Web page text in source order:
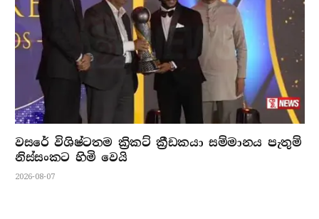
වසරේ විශිෂ්ටතම ක්‍රිකට් ක්‍රීඩකයා සම්මානය පැතුම්
නිස්සංකට හිමි වෙයි
2026-08-07